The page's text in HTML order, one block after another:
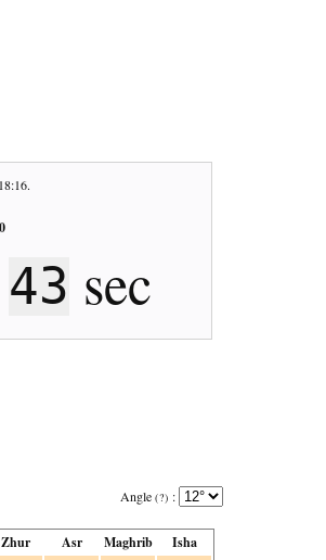
.
42 sec
Angle (?) :
Zhur Asr Maghrib Isha